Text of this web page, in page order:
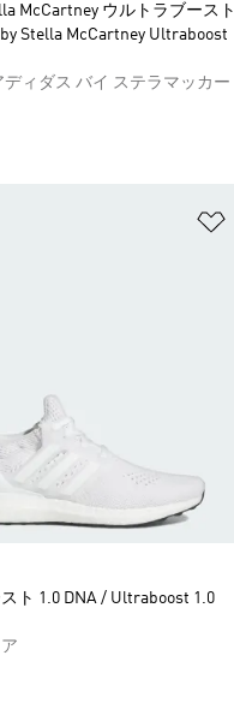
McCartney ウルトラブースト
Stella McCartney Ultraboost
ディダス バイ ステラマッカー
ト 1.0 DNA / Ultraboost 1.0